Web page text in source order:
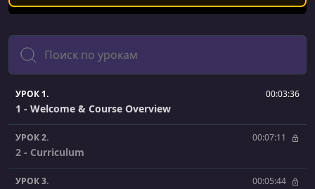
Поиск
УРОК 1. 00:03:36
1 - Welcome & Course Overview
УРОК 2. 00:07:11
2 - Curriculum
УРОК 3. 00:05:44